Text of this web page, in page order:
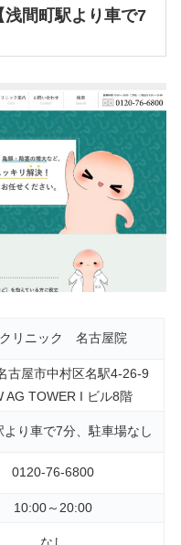
間町駅より車で7
リニック 名古屋院
古屋市中村区名駅4-26-9
AG TOWER I ビル8階
より車で7分、駐車場なし
0120-76-6800
10:00～20:00